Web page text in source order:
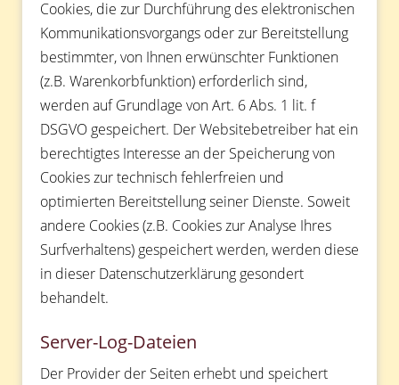
Cookies, die zur Durchführung des elektronischen
Kommunikationsvorgangs oder zur Bereitstellung
bestimmter, von Ihnen erwünschter Funktionen
(z.B. Warenkorbfunktion) erforderlich sind,
werden auf Grundlage von Art. 6 Abs. 1 lit. f
DSGVO gespeichert. Der Websitebetreiber hat ein
berechtigtes Interesse an der Speicherung von
Cookies zur technisch fehlerfreien und
optimierten Bereitstellung seiner Dienste. Soweit
andere Cookies (z.B. Cookies zur Analyse Ihres
Surfverhaltens) gespeichert werden, werden diese
in dieser Datenschutzerklärung gesondert
behandelt.
Server-Log-Dateien
Der Provider der Seiten erhebt und speichert